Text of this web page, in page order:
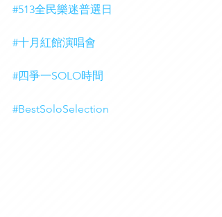
#513全民樂迷普選日
#十月紅館演唱會
#四爭一SOLO時間
#BestSoloSelection